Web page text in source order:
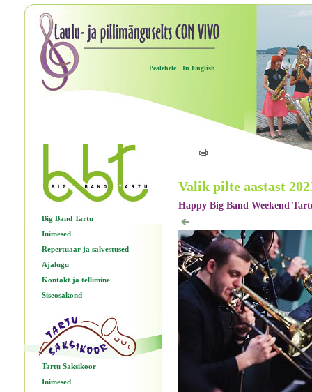
Pealehele In English
Big Band Tartu
Inimesed
Repertuaar ja salvestused
Ajalugu
Kontakt ja tellimine
Siseosakond
Tartu Saksikoor
Inimesed
Valik pilte aastast
Happy Big Band Weekend